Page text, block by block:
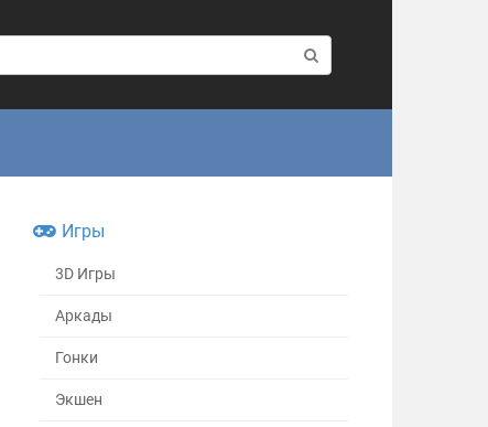
Игры
3D Игры
Аркады
Гонки
Экшен